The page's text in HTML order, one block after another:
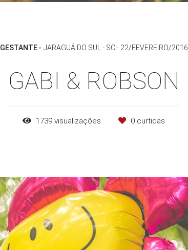
GESTANTE JARAGUÁ DO SUL - SC 22/FEVEREIRO/2016
GABI & ROBSON
1739 visualizações 0 curtidas